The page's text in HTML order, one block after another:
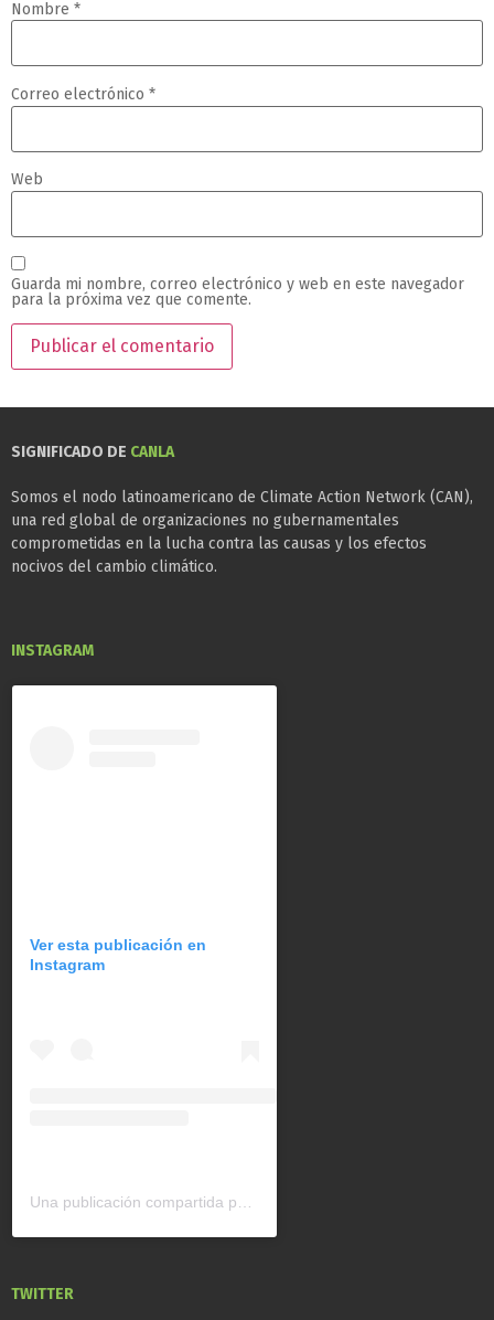
Nombre *
Correo electrónico *
Web
Guarda mi nombre, correo electrónico y web en este navegador
para la próxima vez que comente.
SIGNIFICADO DE CANLA
Somos el nodo latinoamericano de Climate Action Network (CAN),
una red global de organizaciones no gubernamentales
comprometidas en la lucha contra las causas y los efectos
nocivos del cambio climático.
INSTAGRAM
Ver esta publicación en
Instagram
Una publicación compartida por CAN América Latina (@can_latinoamerica)
TWITTER